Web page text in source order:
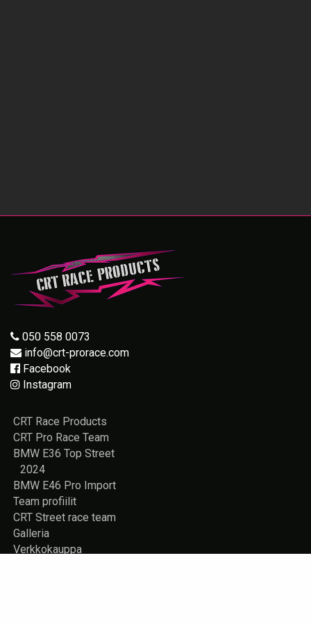
050 558 0073
info@crt-prorace.com
Facebook
Instagram
CRT Race Products
CRT Pro Race Team
BMW E36 Top Street
2024
BMW E46 Pro Import
Team profiilit
CRT Street race team
Galleria
Verkkokauppa